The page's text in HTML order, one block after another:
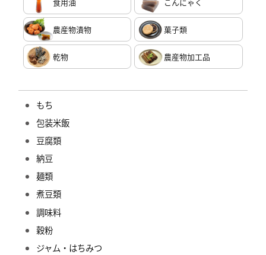
農産物漬物 菓子類
乾物 農産物加工品
もち
包装米飯
豆腐類
納豆
麺類
煮豆類
調味料
穀粉
ジャム・はちみつ